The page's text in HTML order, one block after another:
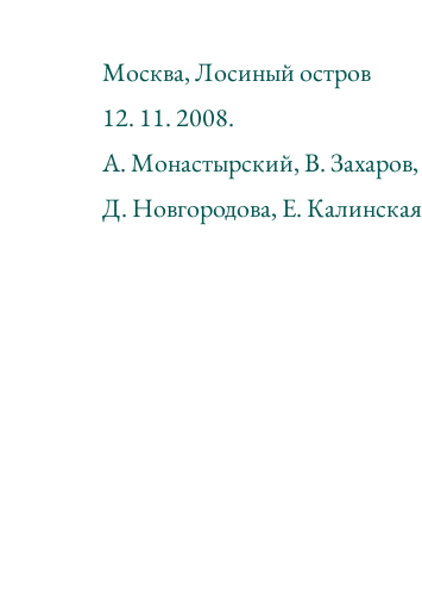
Москва, Лосиный остров
12. 11. 2008.
А. Монастырский, В.
Д. Новгородова, Е.